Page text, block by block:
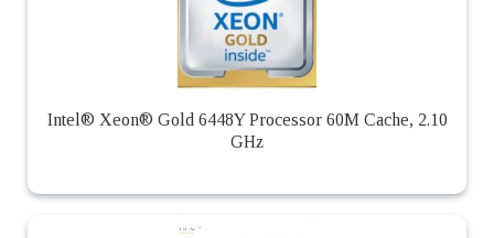
Intel® Xeon® Gold 6448Y Processor 60M Cache, 2.10
GHz